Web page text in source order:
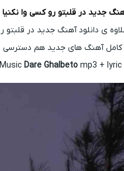
جدیددر قلبتو رو کسی وا
ی دانلود آهنگ جدید در قلبتو
کامل آهنگ های جدید هم دسترسی
Dare Ghalbeto mp3 + lyric